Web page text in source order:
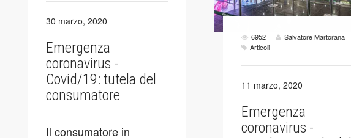
30 marzo, 2020
Emergenza
coronavirus -
Covid/19: tutela del
consumatore
Il consumatore in
6952
Salvatore Martorana
Articoli
11 marzo, 2020
Emergenza
coronavirus -